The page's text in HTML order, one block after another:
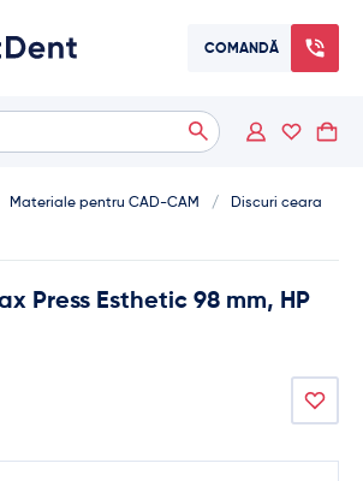
COMANDĂ
results are available use up and down
Materiale pentru CAD-CAM /
Discuri ceara
Press Esthetic 98 mm, HP